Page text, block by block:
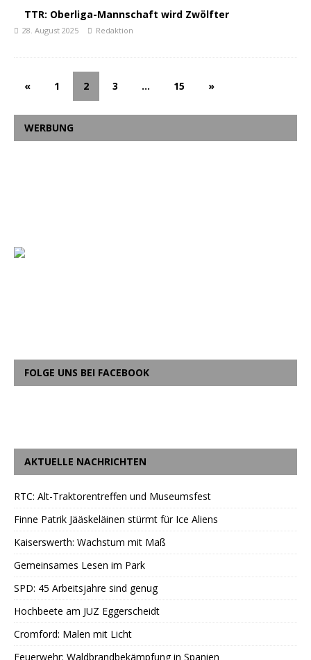
TTR: Oberliga-Mannschaft wird Zwölfter
28. August 2025 Redaktion
« 1 2 3 … 15 »
WERBUNG
FOLGE UNS BEI FACEBOOK
AKTUELLE NACHRICHTEN
RTC: Alt-Traktorentreffen und Museumsfest
Finne Patrik Jääskeläinen stürmt für Ice Aliens
Kaiserswerth: Wachstum mit Maß
Gemeinsames Lesen im Park
SPD: 45 Arbeitsjahre sind genug
Hochbeete am JUZ Eggerscheidt
Cromford: Malen mit Licht
Feuerwehr: Waldbrandbekämpfung in Spanien